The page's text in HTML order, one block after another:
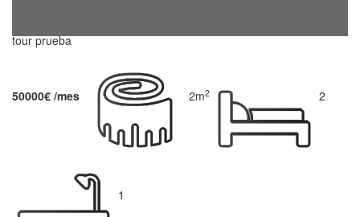
tour prueba
50000€ /mes 2m2 2
1